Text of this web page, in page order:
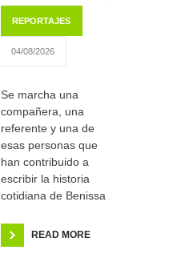
REPORTAJES
04/08/2026
Se marcha una
compañera, una
referente y una de
esas personas que
han contribuido a
escribir la historia
cotidiana de Benissa
READ MORE